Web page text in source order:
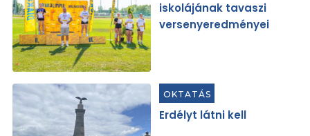
iskolájának tavaszi
versenyeredményei
OKTATÁS
Erdélyt látni kell